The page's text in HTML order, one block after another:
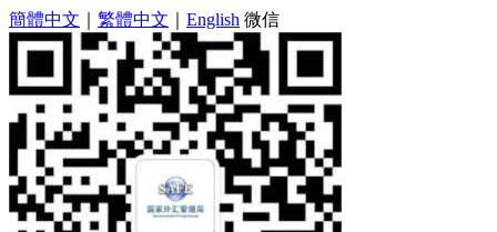
簡體中文 繁體中文 English 微信